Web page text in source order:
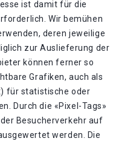
ist damit für die
Wir bemühen
deren jeweilige
zur Auslieferung der
können ferner so
Grafiken, auch als
für statistische oder
Durch die «Pixel-Tags»
Besucherverkehr auf
werden. Die